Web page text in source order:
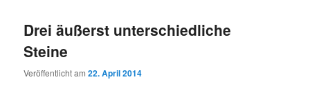
Drei äußerst unterschiedliche
Steine
Veröffentlicht am22. April 2014